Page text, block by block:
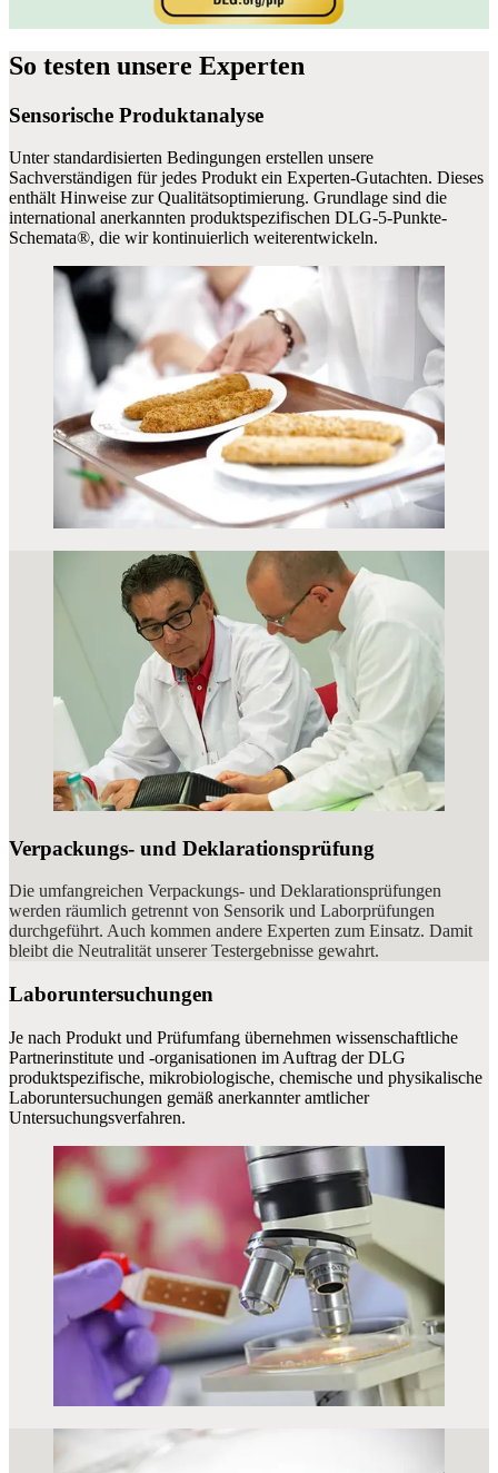
So testen unsere Experten
Sensorische Produktanalyse
Unter standardisierten Bedingungen erstellen unsere
Sachverständigen für jedes Produkt ein Experten-Gutachten. Dieses
enthält Hinweise zur Qualitätsoptimierung. Grundlage sind die
international anerkannten produktspezifischen DLG-5-Punkte-
Schemata®, die wir kontinuierlich weiterentwickeln.
Verpackungs- und Deklarationsprüfung
Die umfangreichen Verpackungs- und Deklarationsprüfungen
werden räumlich getrennt von Sensorik und Laborprüfungen
durchgeführt. Auch kommen andere Experten zum Einsatz. Damit
bleibt die Neutralität unserer Testergebnisse gewahrt.
Laboruntersuchungen
Je nach Produkt und Prüfumfang übernehmen wissenschaftliche
Partnerinstitute und -organisationen im Auftrag der DLG
produktspezifische, mikrobiologische, chemische und physikalische
Laboruntersuchungen gemäß anerkannter amtlicher
Untersuchungsverfahren.